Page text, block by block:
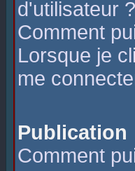
d'utilisateur ?
Comment
Lorsque je
me
Publication
Comment